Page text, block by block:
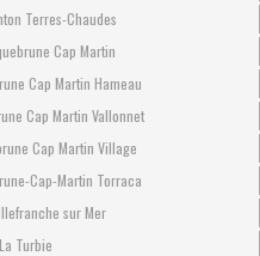
Terres-Chaudes
Cap Martin
Cap Martin Hameau
Cap Martin Vallonnet
Cap Martin Village
Cap-Martin Torraca
sur Mer
Turbie